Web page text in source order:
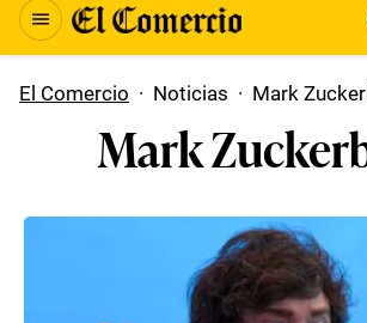
El Comercio · Noticias · Mark
Mark